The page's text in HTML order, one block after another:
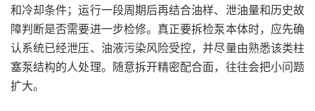
和冷却条件；运行一段周期后再结合油样、泄油量和历史故
障判断是否需要进一步检修。真正要拆检泵本体时，应先确
认系统已经泄压、油液污染风险受控，并尽量由熟悉该类柱
塞泵结构的人处理。随意拆开精密配合面，往往会把小问题
扩大。